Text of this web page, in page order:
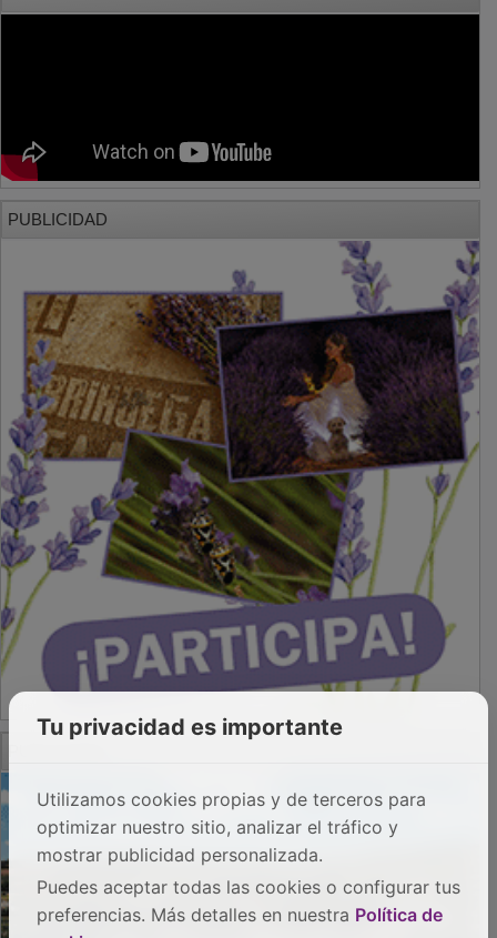
PUBLICIDAD
Tu privacidad es importante
Utilizamos cookies propias y de terceros para
optimizar nuestro sitio, analizar el tráfico y
mostrar publicidad personalizada.
Puedes aceptar todas las cookies o configurar tus
preferencias. Más detalles en nuestra Política de